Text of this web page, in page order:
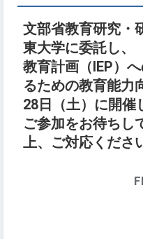
文部省教育研究・
東大学に委託し、
教育計画（IEP）
るための教育能力
28日（土）に開催
ご参加をお待ちし
上、ご対応くださ